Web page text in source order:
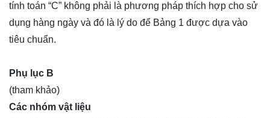
tính toán “C” không phải là phương pháp thích hợp cho sử
dụng hàng ngày và đó là lý do để Bảng 1 được dựa vào
tiêu chuẩn.
Phụ lục B
(tham khảo)
Các nhóm vật liệu